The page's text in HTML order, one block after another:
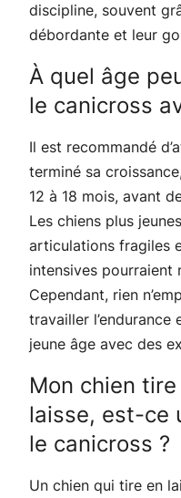
discipline, souvent
débordante et leur
À quel âge
le canicross
Il est recommandé
terminé sa
12 à 18 mois, avant
Les chiens plus
articulations fragiles
intensives pourraient
Cependant, rien
travailler l’endurance
jeune âge avec des
Mon chien
laisse, est-ce
le canicross ?
Un chien qui tire en